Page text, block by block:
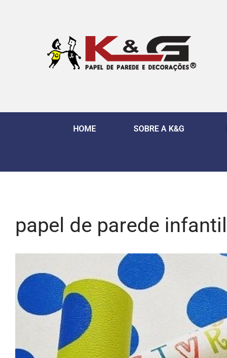
HOME SOBRE A K&G
papel de parede infantil